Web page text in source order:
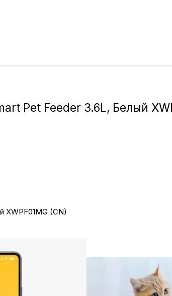
Умные
Фототехника
ТВ и
Pet Feeder 3.6L, Белый
XWPF01MG (CN)